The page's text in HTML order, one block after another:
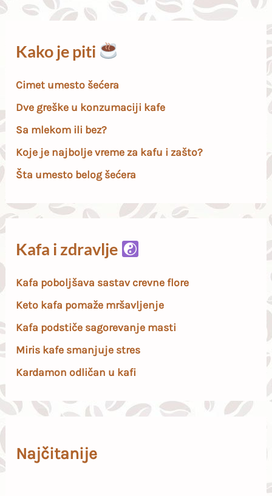
Kako je piti
Cimet umesto šećera
Dve greške u konzumaciji kafe
Sa mlekom ili bez?
Koje je najbolje vreme za kafu i zašto?
Šta umesto belog šećera
Kafa i zdravlje
Kafa poboljšava sastav crevne flore
Keto kafa pomaže mršavljenje
Kafa podstiče sagorevanje masti
Miris kafe smanjuje stres
Kardamon odličan u kafi
Najčitanije